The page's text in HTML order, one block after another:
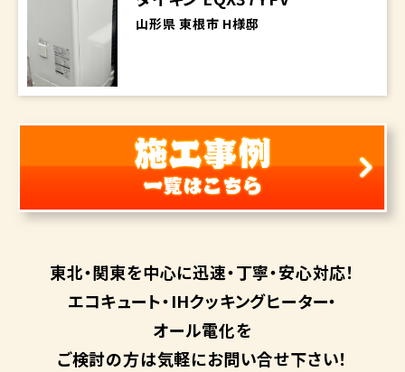
山形県 東根市 H様邸
東北・関東を中心に迅速・丁寧・安心対応！
エコキュート・IHクッキングヒーター・
オール電化を
ご検討の方は気軽にお問い合せ下さい！